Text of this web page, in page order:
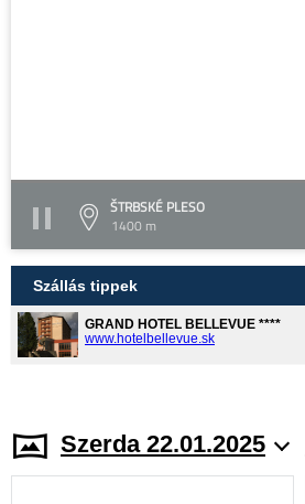
ŠTRBSKÉ PLESO
1400 m
Szállás tippek
GRAND HOTEL BELLEVUE ****
www.hotelbellevue.sk
Szerda 22.01.2025